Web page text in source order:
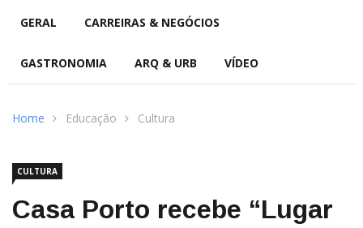
GERAL CARREIRAS & NEGÓCIOS
GASTRONOMIA ARQ & URB VÍDEO
Home Educação Cultura
CULTURA
Casa Porto recebe “Lugar